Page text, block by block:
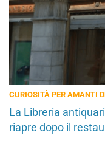
CURIOSITÀ PER AMANTI
La Libreria
riapre dopo il